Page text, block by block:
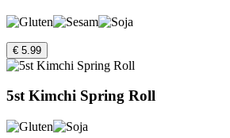
€ 5.99
5st Kimchi Spring Roll